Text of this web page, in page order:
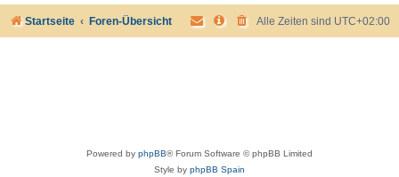
Startseite Foren-Übersicht Alle Zeiten sind UTC+02:00
Powered by phpBB® Forum Software © phpBB Limited
Style by phpBB Spain